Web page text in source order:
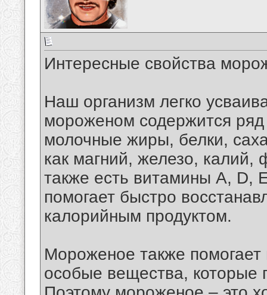
Интересные свойства
Наш организм легко
мороженом содержится ряд
молочные жиры, белки,
как магний, железо,
также есть витамины А, D,
помогает быстро
калорийным продуктом.
Мороженое также
особые вещества, которые